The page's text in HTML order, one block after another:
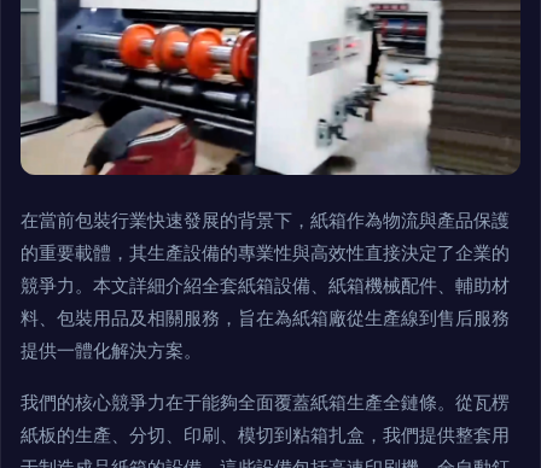
在當前包裝行業快速發展的背景下，紙箱作為物流與產品保護
的重要載體，其生產設備的專業性與高效性直接決定了企業的
競爭力。本文詳細介紹全套紙箱設備、紙箱機械配件、輔助材
料、包裝用品及相關服務，旨在為紙箱廠從生產線到售后服務
提供一體化解決方案。
我們的核心競爭力在于能夠全面覆蓋紙箱生產全鏈條。從瓦楞
紙板的生產、分切、印刷、模切到粘箱扎盒，我們提供整套用